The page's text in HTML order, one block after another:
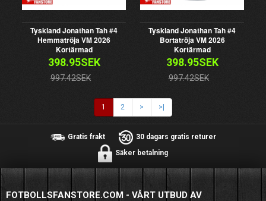
Tyskland Jonathan Tah #4
Hemmatröja VM 2026
Kortärmad
398.95SEK
997.42SEK
Tyskland Jonathan Tah #4
Bortatröja VM 2026
Kortärmad
398.95SEK
997.42SEK
1 2 > >|
Gratis frakt
30 dagars gratis returer
Säker betalning
FOTBOLLSFANSTORE.COM - VÅRT UTBUD AV